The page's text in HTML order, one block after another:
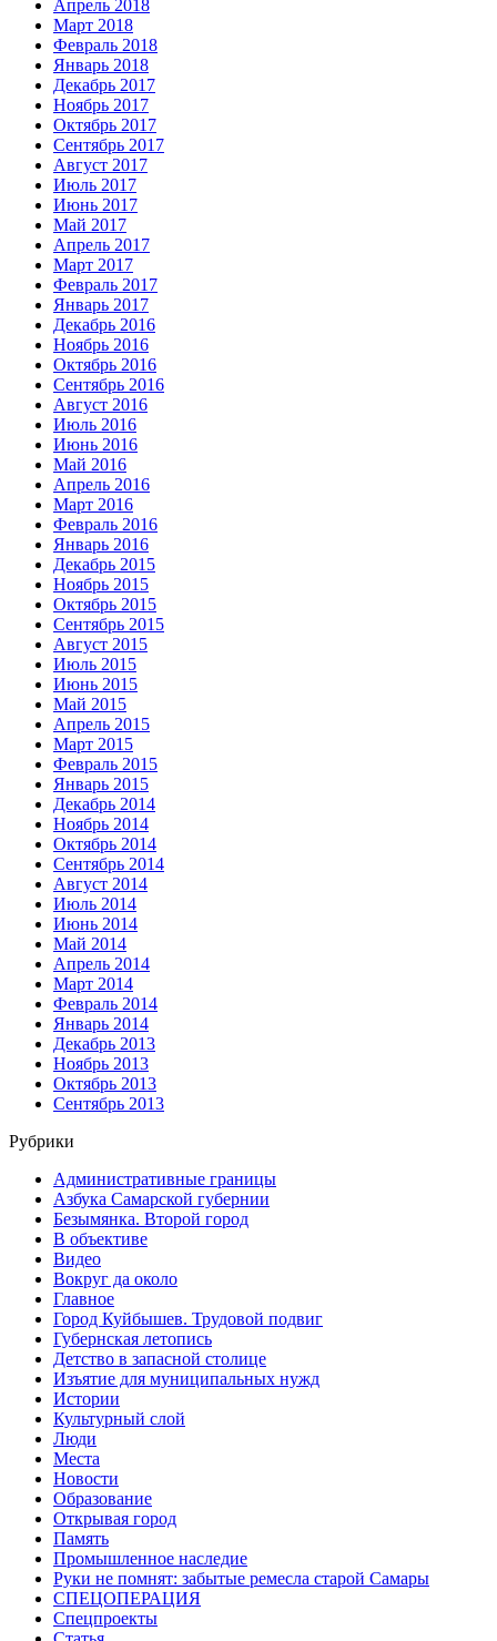
Апрель 2018
Март 2018
Февраль 2018
Январь 2018
Декабрь 2017
Ноябрь 2017
Октябрь 2017
Сентябрь 2017
Август 2017
Июль 2017
Июнь 2017
Май 2017
Апрель 2017
Март 2017
Февраль 2017
Январь 2017
Декабрь 2016
Ноябрь 2016
Октябрь 2016
Сентябрь 2016
Август 2016
Июль 2016
Июнь 2016
Май 2016
Апрель 2016
Март 2016
Февраль 2016
Январь 2016
Декабрь 2015
Ноябрь 2015
Октябрь 2015
Сентябрь 2015
Август 2015
Июль 2015
Июнь 2015
Май 2015
Апрель 2015
Март 2015
Февраль 2015
Январь 2015
Декабрь 2014
Ноябрь 2014
Октябрь 2014
Сентябрь 2014
Август 2014
Июль 2014
Июнь 2014
Май 2014
Апрель 2014
Март 2014
Февраль 2014
Январь 2014
Декабрь 2013
Ноябрь 2013
Октябрь 2013
Сентябрь 2013
Рубрики
Административные границы
Азбука Самарской губернии
Безымянка. Второй город
В объективе
Видео
Вокруг да около
Главное
Город Куйбышев. Трудовой подвиг
Губернская летопись
Детство в запасной столице
Изъятие для муниципальных нужд
Истории
Культурный слой
Люди
Места
Новости
Образование
Открывая город
Память
Промышленное наследие
Руки не помнят: забытые ремесла старой Самары
СПЕЦОПЕРАЦИЯ
Спецпроекты